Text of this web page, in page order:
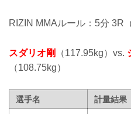
RIZIN MMAルール：5分 3R
スダリオ剛 （117.95kg）vs.
（108.75kg）
選手名 計量結果